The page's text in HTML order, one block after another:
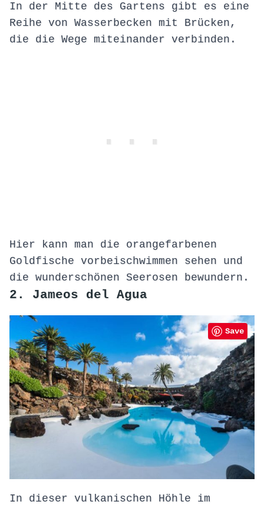
In der Mitte des Gartens gibt es eine
Reihe von Wasserbecken mit Brücken,
die die Wege miteinander verbinden.
Hier kann man die orangefarbenen
Goldfische vorbeischwimmen sehen und
die wunderschönen Seerosen bewundern.
2. Jameos del Agua
Save
In dieser vulkanischen Höhle im